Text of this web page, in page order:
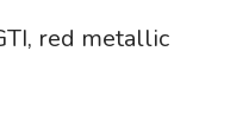
red metallic